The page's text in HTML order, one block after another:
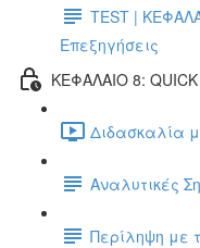
TEST |
Επεξηγήσεις
ΚΕΦΑΛΑΙΟ 8: QUICK
Διδασκαλία
Αναλυτικές
Περίληψη με